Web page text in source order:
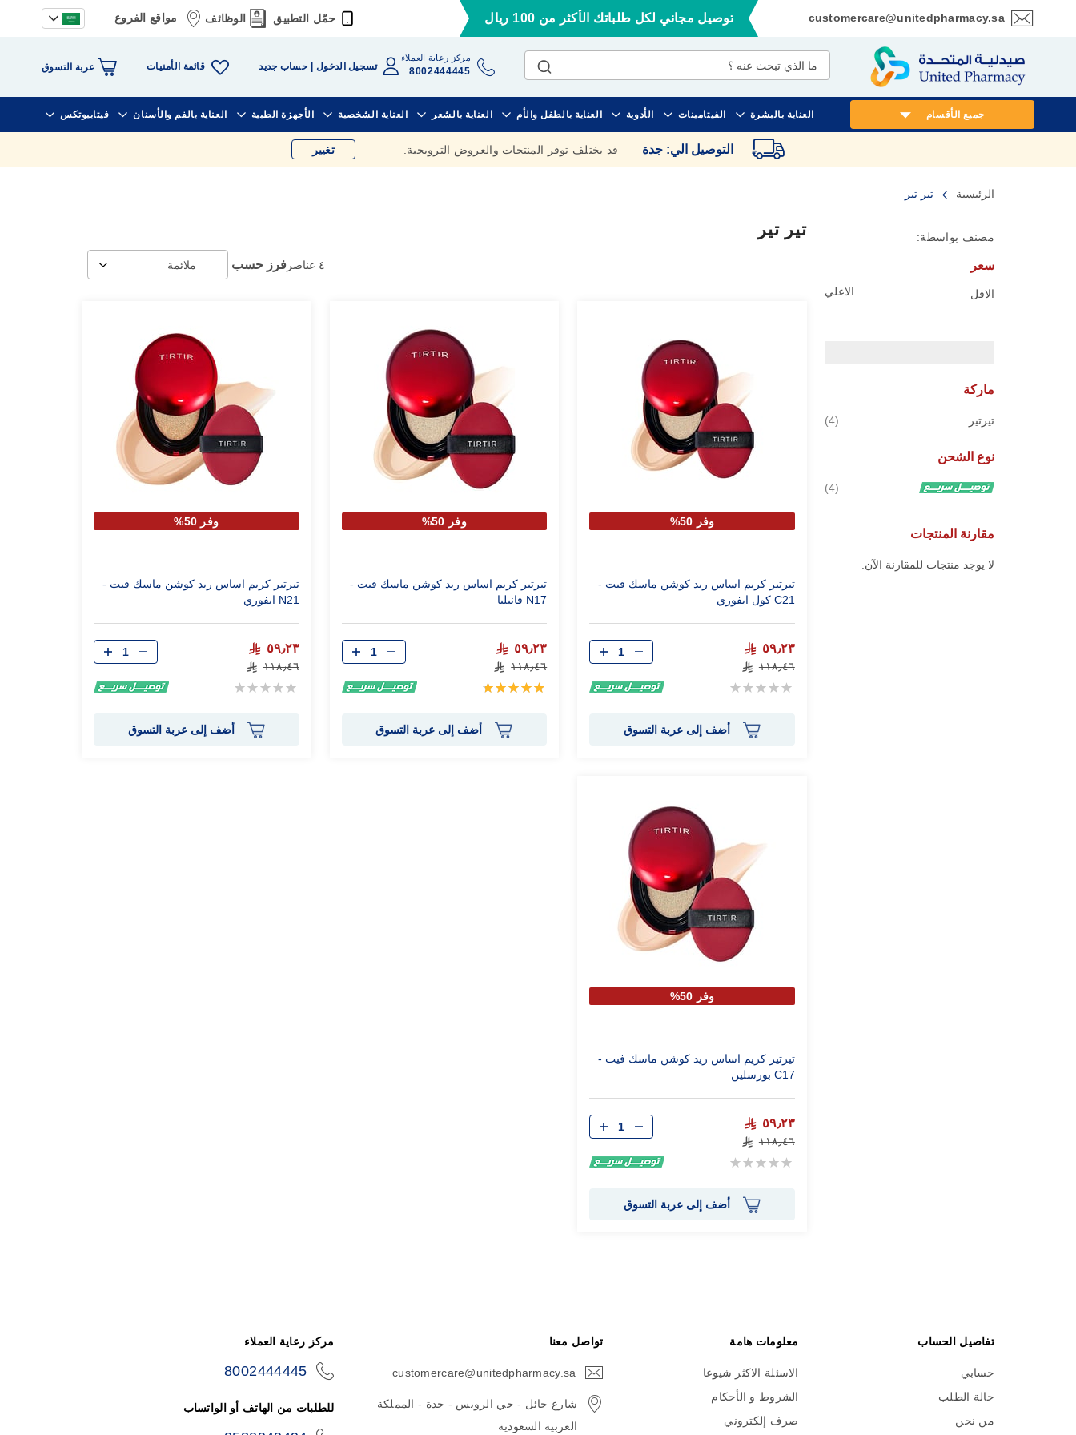
customercare@unitedpharmacy.sa
تخطي
المحتوى
توصيل مجاني لكل طلباتك الأكثر من 100 ريال حمّل التطبيق الوظائف مواقع الفروع
مركز رعاية العملاء
8002444445 تسجيل الدخول حساب جديد قائمة الأمنيات عربة التسوق
العناية بالبشرة الفيتامينات الأدوية العناية بالطفل والأم العناية بالشعر العناية الشخصية الأجهزة الطبية العناية بالفم والأسنان فيتابيوتكس جميع الأقسام
التوصيل الي: جدة قد يختلف توفر المنتجات والعروض الترويجية. تغيير
الرئيسية تير تير
تير تير
٤ عناصر فرز حسب
وفر 50%
تيرتير كريم اساس ريد كوشن ماسك فيت -
C21 كول ايفوري
٥٩٫٢٣
١١٨٫٤٦
Rating:
الكمية
أضف إلى عربة التسوق
وفر 50%
تيرتير كريم اساس ريد كوشن ماسك فيت -
N17 فانيليا
٥٩٫٢٣
١١٨٫٤٦
تقييم:
الكمية
أضف إلى عربة التسوق
وفر 50%
تيرتير كريم اساس ريد كوشن ماسك فيت -
N21 ايفوري
٥٩٫٢٣
١١٨٫٤٦
Rating:
الكمية
أضف إلى عربة التسوق
وفر 50%
تيرتير كريم اساس ريد كوشن ماسك فيت -
C17 بورسلين
٥٩٫٢٣
١١٨٫٤٦
Rating:
الكمية
أضف إلى عربة التسوق
مصنف بواسطة:
سعر
الاقل الاعلي
ماركة
تيرتير 4قطع
نوع الشحن
4قطع
مقارنة المنتجات
لا يوجد منتجات للمقارنة الآن.
تفاصيل الحساب
حسابي
حالة الطلب
من نحن
معلومات هامة
الاسئلة الاكثر شيوعا
الشروط و الأحكام
صرف إلكتروني
تواصل معنا
customercare@unitedpharmacy.sa
شارع حائل - حي الرويس - جدة - المملكة
العربية السعودية
مركز رعاية العملاء
8002444445
للطلبات من الهاتف أو الواتساب